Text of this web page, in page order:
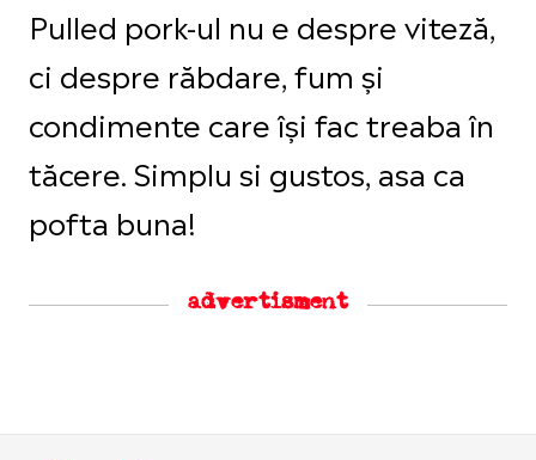
Pulled pork-ul nu e despre viteză,
ci despre răbdare, fum și
condimente care își fac treaba în
tăcere. Simplu si gustos, asa ca
pofta buna!
advertisment